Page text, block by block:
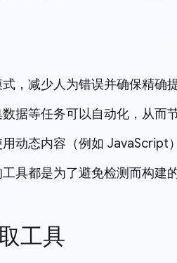
，减少人为错误并确保精确提
据等任务可以自动化，从而节
动态内容（例如 JavaScript
具都是为了避免检测而构建
工具